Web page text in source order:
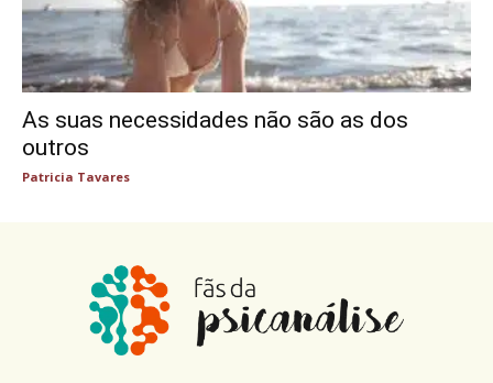
As suas necessidades não são as dos
outros
Patricia Tavares